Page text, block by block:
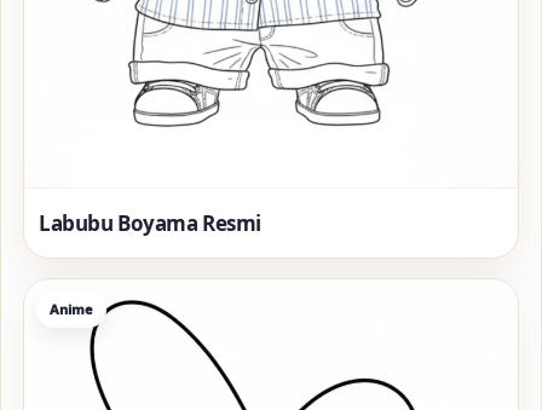
Labubu Boyama Resmi
Anime